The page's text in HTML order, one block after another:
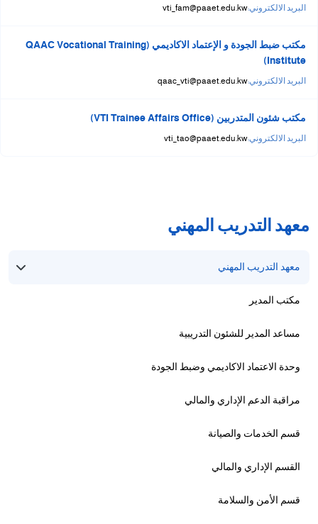
البريد الالكتروني:vti_fam@paaet.edu.kw
مكتب ضبط الجودة و الإعتماد الاكاديمي (QAAC Vocational Training
Institute)
البريد الالكتروني:qaac_vti@paaet.edu.kw
مكتب شئون المتدربين (VTI Trainee Affairs Office)
البريد الالكتروني:vti_tao@paaet.edu.kw
معهد التدريب المهني
معهد التدريب المهني
مكتب المدير
مساعد المدير للشئون التدريبية
وحدة الاعتماد الاكاديمي وضبط الجودة
مراقبة الدعم الإداري والمالي
قسم الخدمات والصيانة
القسم الإداري والمالي
قسم الأمن والسلامة